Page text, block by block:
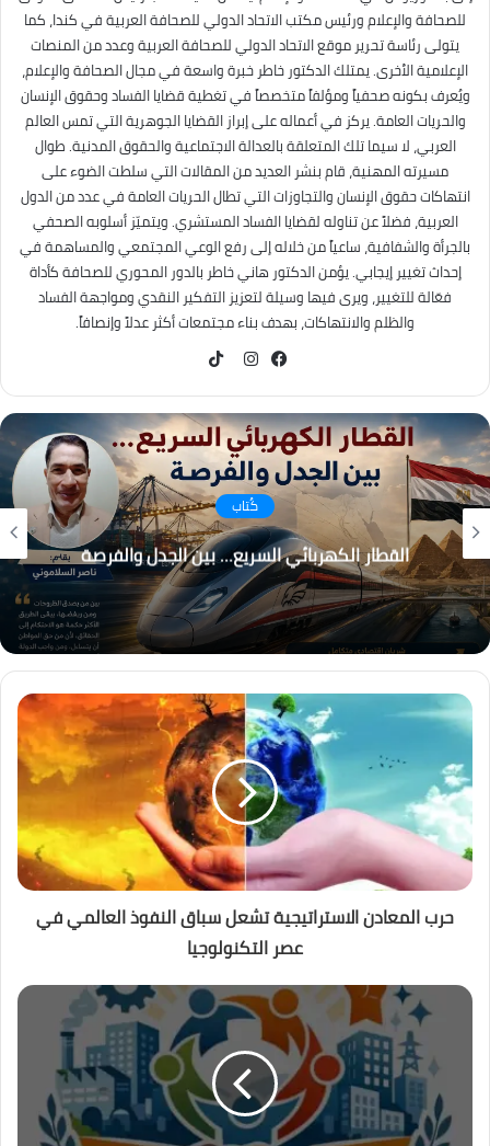
للصحافة والإعلام ورئيس مكتب الاتحاد الدولي للصحافة العربية في كندا، كما
يتولى رئاسة تحرير موقع الاتحاد الدولي للصحافة العربية وعدد من المنصات
الإعلامية الأخرى. يمتلك الدكتور خاطر خبرة واسعة في مجال الصحافة والإعلام،
ويُعرف بكونه صحفياً ومؤلفاً متخصصاً في تغطية قضايا الفساد وحقوق الإنسان
والحريات العامة. يركز في أعماله على إبراز القضايا الجوهرية التي تمس العالم
العربي، لا سيما تلك المتعلقة بالعدالة الاجتماعية والحقوق المدنية. طوال
مسيرته المهنية، قام بنشر العديد من المقالات التي سلطت الضوء على
انتهاكات حقوق الإنسان والتجاوزات التي تطال الحريات العامة في عدد من الدول
العربية، فضلاً عن تناوله لقضايا الفساد المستشري. ويتميّز أسلوبه الصحفي
بالجرأة والشفافية، ساعياً من خلاله إلى رفع الوعي المجتمعي والمساهمة في
إحداث تغيير إيجابي. يؤمن الدكتور هاني خاطر بالدور المحوري للصحافة كأداة
فعّالة للتغيير، ويرى فيها وسيلة لتعزيز التفكير النقدي ومواجهة الفساد
والظلم والانتهاكات، بهدف بناء مجتمعات أكثر عدلاً وإنصافاً.
كُتاب
التغير المناخي… من التحذير إلى الاحتراق ، هل أصبح
العالم يعيش عصر الكوارث المناخية؟
حرب المعادن الاستراتيجية تشعل سباق النفوذ العالمي في
عصر التكنولوجيا